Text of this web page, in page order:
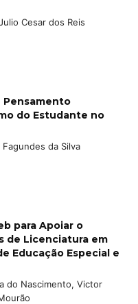
Cesar dos Reis
Pensamento
do Estudante no
da Silva
para Apoiar o
de Licenciatura em
Educação Especial e
do Nascimento, Victor